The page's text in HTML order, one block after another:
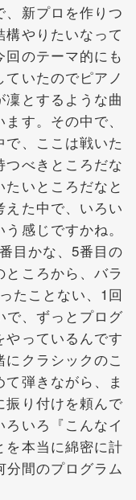
新プロを作りつ
やりたいなって
のテーマ的にも
いたのでピアノ
とするような曲
す。その中で、
、ここは戦いた
べきところだな
いところだなと
た中で、いろい
感じですかね。
目かな、5番目の
ころから、バラ
たことない、1回
で、ずっとプログ
やっているんです
クラシックのこ
弾きながら、ま
振り付けを頼んで
いろ『こんなイ
を本当に綿密に計
間のプログラム